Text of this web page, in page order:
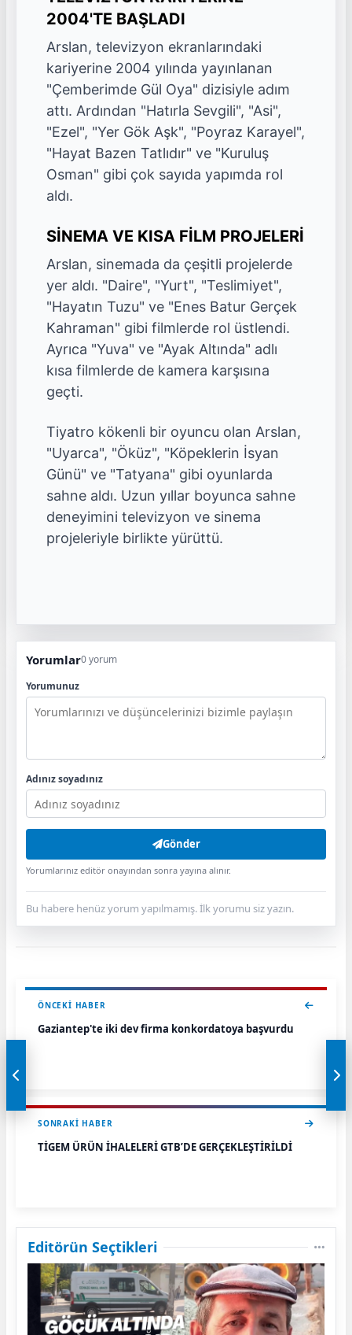
2004'TE BAŞLADI
Arslan, televizyon ekranlarındaki
kariyerine 2004 yılında yayınlanan
"Çemberimde Gül Oya" dizisiyle adım
attı. Ardından "Hatırla Sevgili", "Asi",
"Ezel", "Yer Gök Aşk", "Poyraz Karayel",
"Hayat Bazen Tatlıdır" ve "Kuruluş
Osman" gibi çok sayıda yapımda rol
aldı.
SİNEMA VE KISA FİLM PROJELERİ
Arslan, sinemada da çeşitli projelerde
yer aldı. "Daire", "Yurt", "Teslimiyet",
"Hayatın Tuzu" ve "Enes Batur Gerçek
Kahraman" gibi filmlerde rol üstlendi.
Ayrıca "Yuva" ve "Ayak Altında" adlı
kısa filmlerde de kamera karşısına
geçti.
Tiyatro kökenli bir oyuncu olan Arslan,
"Uyarca", "Öküz", "Köpeklerin İsyan
Günü" ve "Tatyana" gibi oyunlarda
sahne aldı. Uzun yıllar boyunca sahne
deneyimini televizyon ve sinema
projeleriyle birlikte yürüttü.
Yorumlar0 yorum
Yorumunuz
Adınız soyadınız
Gönder
Yorumlarınız editör onayından sonra yayına alınır.
Bu habere henüz yorum yapılmamış. İlk yorumu siz yazın.
ÖNCEKI HABER
Gaziantep'te iki dev firma konkordatoya başvurdu
SONRAKI HABER
TİGEM ÜRÜN İHALELERİ GTB’DE GERÇEKLEŞTİRİLDİ
Editörün Seçtikleri